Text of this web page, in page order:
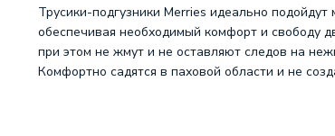
Трусики-подгузники Merries идеально
обеспечивая необходимый комфорт и свободу
при этом не жмут и не оставляют следов на
Комфортно садятся в паховой области и не